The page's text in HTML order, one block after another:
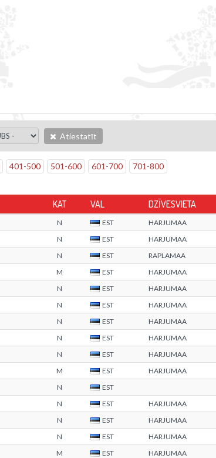
Atiestatīt
401 -500 501 -600 601 -700 701 -800
KAT VAL DZĪVESVIETA
N EST HARJUMAA
N EST
HARJUMAA
N EST
RAPLAMAA
M EST HARJUMAA
N EST HARJUMAA
N EST HARJUMAA
N EST HARJUMAA
N EST HARJUMAA
N EST HARJUMAA
M EST HARJUMAA
N EST
N EST HARJUMAA
N EST HARJUMAA
N EST HARJUMAA
M EST HARJUMAA